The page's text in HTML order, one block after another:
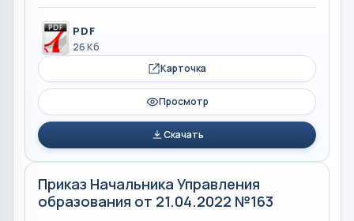
PDF
26 Кб
Карточка
Просмотр
Скачать
Приказ Начальника Управления
образования от 21.04.2022 №163